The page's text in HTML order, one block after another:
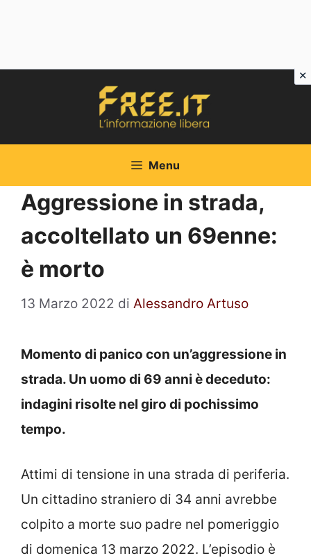
Menu
Aggressione in strada,
accoltellato un 69enne:
è morto
13 Marzo 2022 di Alessandro Artuso
Momento di panico con un’aggressione in
strada. Un uomo di 69 anni è deceduto:
indagini risolte nel giro di pochissimo
tempo.
Attimi di tensione in una strada di periferia.
Un cittadino straniero di 34 anni avrebbe
colpito a morte suo padre nel pomeriggio
di domenica 13 marzo 2022. L’episodio è